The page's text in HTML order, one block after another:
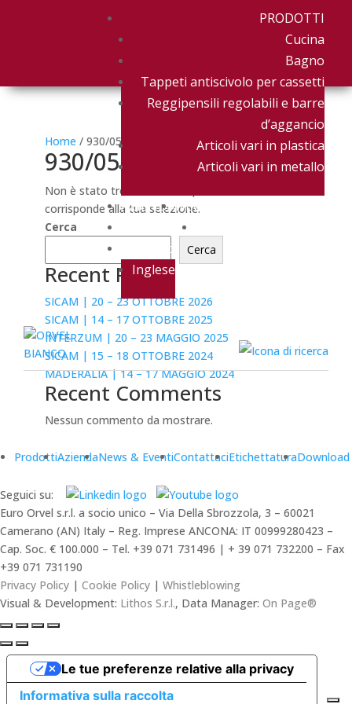
PRODOTTI
Cucina
Bagno
Tappeti antiscivolo per cassetti
Reggipensili regolabili e barre
d’aggancio
Articoli vari in plastica
Articoli vari in metallo
AZIENDANEWS & EVENTI
DOWNLOAD
Italiano
Inglese
Home / 930/0563
930/0563
Non è stato trovato nessun prodotto che
corrisponde alla tua selezione.
Cerca
Cerca
Recent Posts
SICAM | 20 – 23 OTTOBRE 2026
SICAM | 14 – 17 OTTOBRE 2025
INTERZUM | 20 – 23 MAGGIO 2025
SICAM | 15 – 18 OTTOBRE 2024
MADERALIA | 14 – 17 MAGGIO 2024
Recent Comments
Nessun commento da mostrare.
ProdottiAziendaNews & EventiContattaciEtichettaturaDownload
Seguici su:
Euro Orvel s.r.l. a socio unico – Via Della Sbrozzola, 3 – 60021
Camerano (AN) Italy – Reg. Imprese ANCONA: IT 00999280423 –
Cap. Soc. € 100.000 – Tel. +39 071 731496 | + 39 071 732200 – Fax
+39 071 731190
Privacy Policy | Cookie Policy | Whistleblowing
Visual & Development: Lithos S.r.l., Data Manager: On Page®
Informativa sulla raccolta
Le tue preferenze relative alla privacy